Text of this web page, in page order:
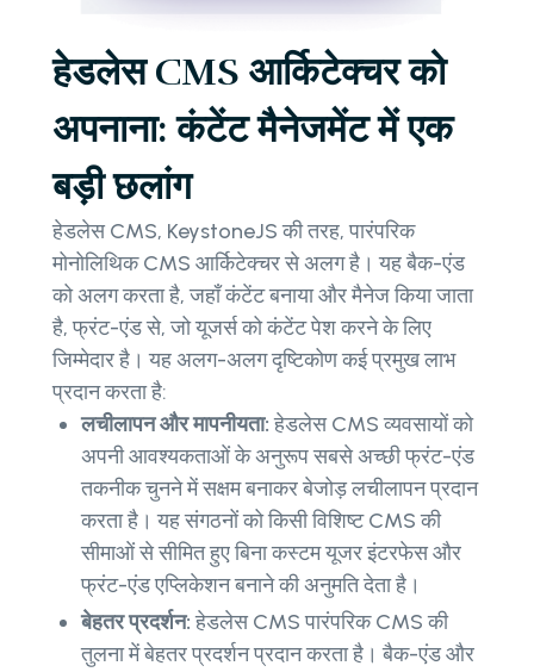
हेडलेस CMS आर्किटेक्चर को
अपनाना: कंटेंट मैनेजमेंट में एक
बड़ी छलांग
हेडलेस CMS, KeystoneJS की तरह, पारंपरिक
मोनोलिथिक CMS आर्किटेक्चर से अलग है। यह बैक-एंड
को अलग करता है, जहाँ कंटेंट बनाया और मैनेज किया जाता
है, फ्रंट-एंड से, जो यूजर्स को कंटेंट पेश करने के लिए
जिम्मेदार है। यह अलग-अलग दृष्टिकोण कई प्रमुख लाभ
प्रदान करता है:
लचीलापन और मापनीयता:हेडलेस CMS व्यवसायों को
अपनी आवश्यकताओं के अनुरूप सबसे अच्छी फ्रंट-एंड
तकनीक चुनने में सक्षम बनाकर बेजोड़ लचीलापन प्रदान
करता है। यह संगठनों को किसी विशिष्ट CMS की
सीमाओं से सीमित हुए बिना कस्टम यूजर इंटरफेस और
फ्रंट-एंड एप्लिकेशन बनाने की अनुमति देता है।
बेहतर प्रदर्शन:हेडलेस CMS पारंपरिक CMS की
तुलना में बेहतर प्रदर्शन प्रदान करता है। बैक-एंड और